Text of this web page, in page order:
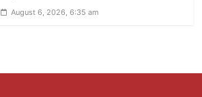
August 6, 2026, 6:35 am